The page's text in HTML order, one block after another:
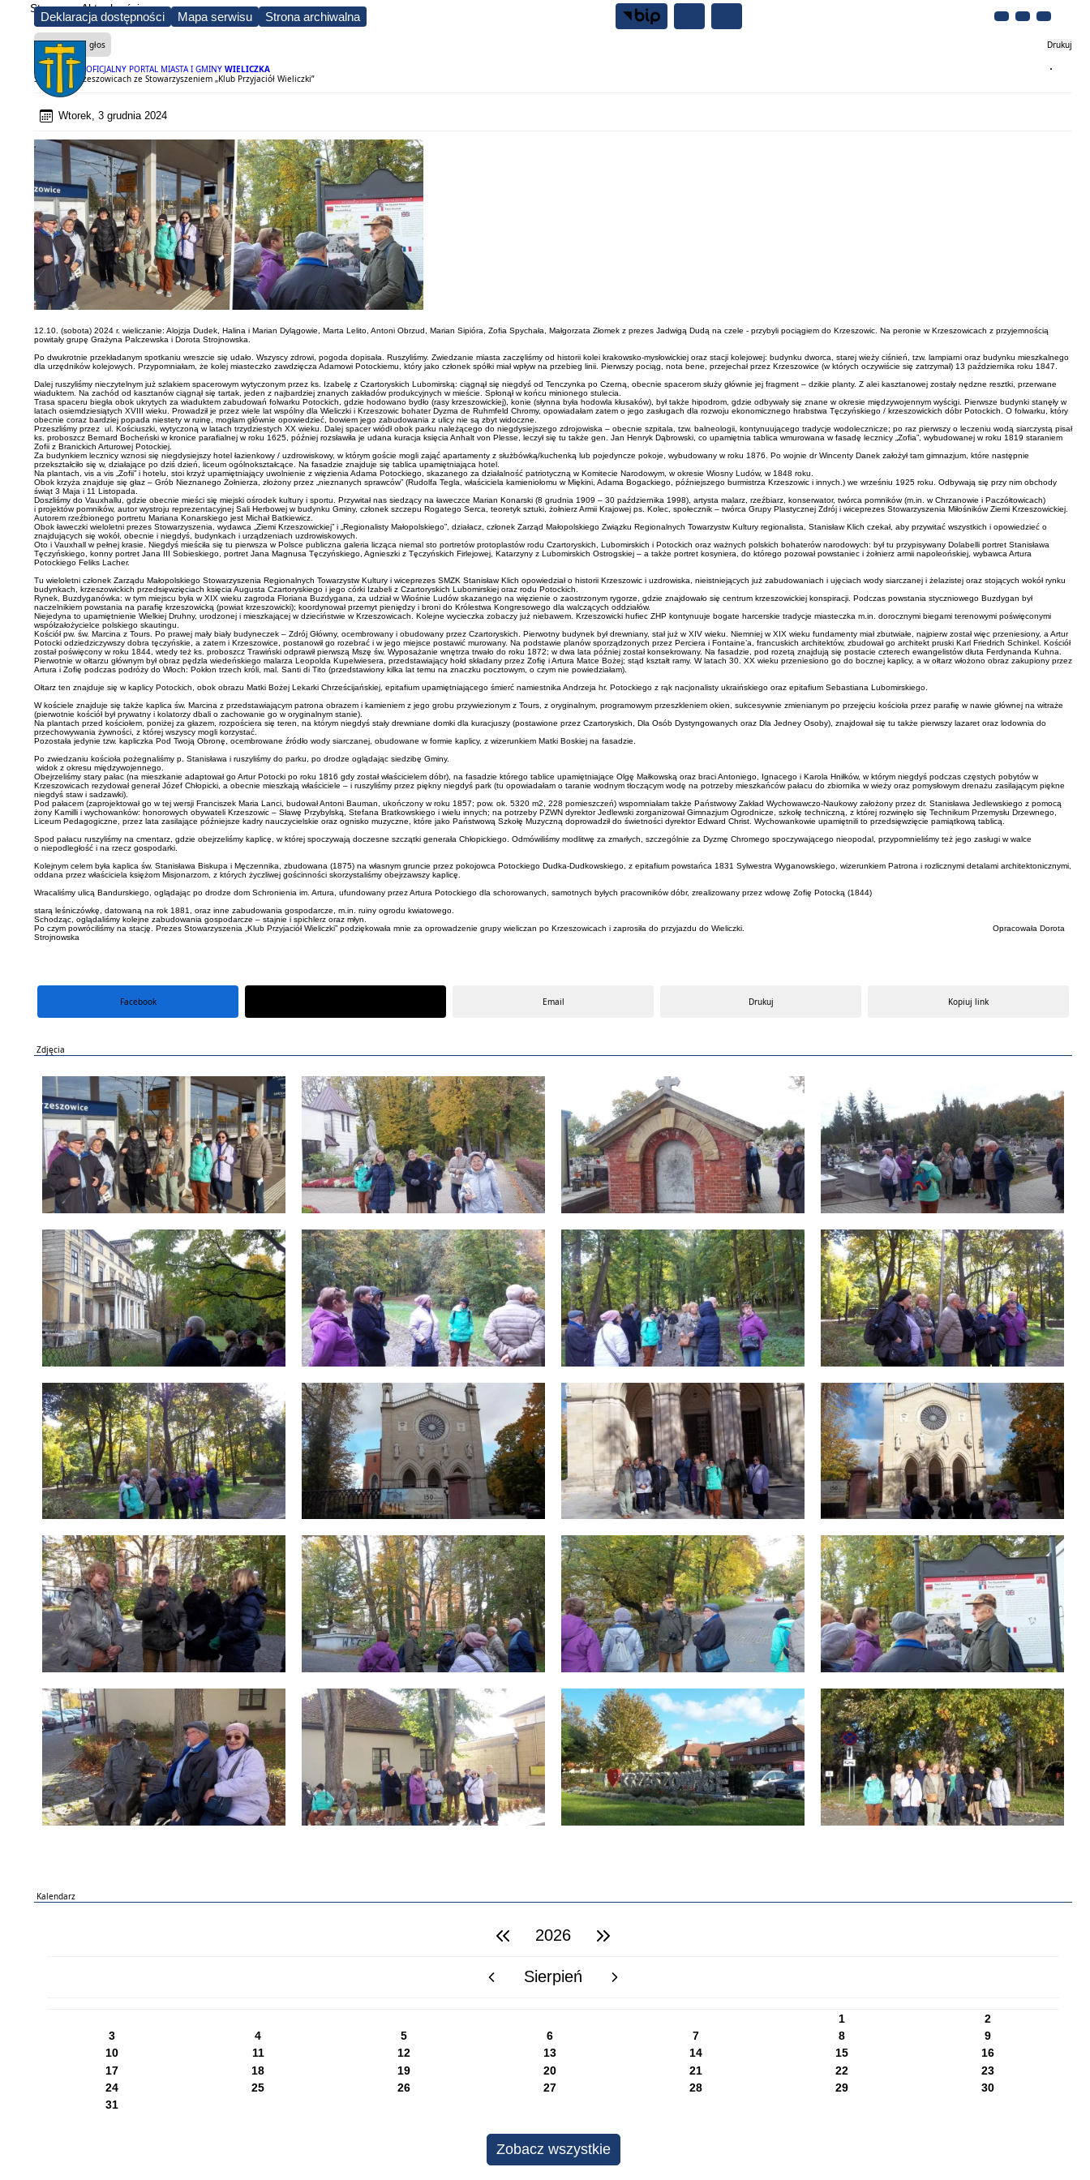
Deklaracja dostępności Mapa serwisu Strona archiwalna
OFICJALNY PORTAL MIASTA I GMINY WIELICZKA
Strona Aktualności
Czytaj na głos Drukuj
Spacer po Krzeszowicach ze Stowarzyszeniem „Klub Przyjaciół Wieliczki”
Wtorek, 3 grudnia 2024
12.10. (sobota) 2024 r. wieliczanie: Alojzja Dudek, Halina i Marian Dylągowie, Marta Lelito, Antoni Obrzud, Marian Sipióra, Zofia Spychała, Małgorzata Złomek z prezes Jadwigą Dudą na czele - przybyli pociągiem do Krzeszowic. Na peronie w Krzeszowicach z przyjemnością
powitały grupę Grażyna Palczewska i Dorota Strojnowska.
Po dwukrotnie przekładanym spotkaniu wreszcie się udało. Wszyscy zdrowi, pogoda dopisała. Ruszyliśmy. Zwiedzanie miasta zaczęliśmy od historii kolei krakowsko-mysłowickiej oraz stacji kolejowej: budynku dworca, starej wieży ciśnień, tzw. lampiarni oraz budynku mieszkalnego
dla urzędników kolejowych. Przypomniałam, że kolej miasteczko zawdzięcza Adamowi Potockiemu, który jako członek spółki miał wpływ na przebieg linii. Pierwszy pociąg, nota bene, przejechał przez Krzeszowice (w których oczywiście się zatrzymał) 13 października roku 1847.
Dalej ruszyliśmy nieczytelnym już szlakiem spacerowym wytyczonym przez ks. Izabelę z Czartoryskich Lubomirską: ciągnął się niegdyś od Tenczynka po Czerną, obecnie spacerom służy głównie jej fragment – dzikie planty. Z alei kasztanowej zostały nędzne resztki, przerwane
wiaduktem. Na zachód od kasztanów ciągnął się tartak, jeden z najbardziej znanych zakładów produkcyjnych w mieście. Spłonął w końcu minionego stulecia.
Trasa spaceru biegła obok ukrytych za wiaduktem zabudowań folwarku Potockich, gdzie hodowano bydło (rasy krzeszowickiej), konie (słynna była hodowla kłusaków), był także hipodrom, gdzie odbywały się znane w okresie międzywojennym wyścigi. Pierwsze budynki stanęły w
latach osiemdziesiątych XVIII wieku. Prowadził je przez wiele lat wspólny dla Wieliczki i Krzeszowic bohater Dyzma de Ruhmfeld Chromy, opowiadałam zatem o jego zasługach dla rozwoju ekonomicznego hrabstwa Tęczyńskiego / krzeszowickich dóbr Potockich. O folwarku, który
obecnie coraz bardziej popada niestety w ruinę, mogłam głównie opowiedzieć, bowiem jego zabudowania z ulicy nie są zbyt widoczne.
Przeszliśmy przez ul. Kościuszki, wytyczoną w latach trzydziestych XX wieku. Dalej spacer wiódł obok parku należącego do niegdysiejszego zdrojowiska – obecnie szpitala, tzw. balneologii, kontynuującego tradycje wodolecznicze; po raz pierwszy o leczeniu wodą siarczystą pisał
ks. proboszcz Bernard Bocheński w kronice parafialnej w roku 1625, później rozsławiła je udana kuracja księcia Anhalt von Plesse, leczył się tu także gen. Jan Henryk Dąbrowski, co upamiętnia tablica wmurowana w fasadę lecznicy „Zofia”, wybudowanej w roku 1819 staraniem
Zofii z Branickich Arturowej Potockiej.
Za budynkiem lecznicy wznosi się niegdysiejszy hotel łazienkowy / uzdrowiskowy, w którym goście mogli zająć apartamenty z służbówką/kuchenką lub pojedyncze pokoje, wybudowany w roku 1876. Po wojnie dr Wincenty Danek założył tam gimnazjum, które następnie
przekształciło się w, działające po dziś dzień, liceum ogólnokształcące. Na fasadzie znajduje się tablica upamiętniająca hotel.
Na plantach, vis a vis „Zofii” i hotelu, stoi krzyż upamiętniający uwolnienie z więzienia Adama Potockiego, skazanego za działalność patriotyczną w Komitecie Narodowym, w okresie Wiosny Ludów, w 1848 roku.
Obok krzyża znajduje się głaz – Grób Nieznanego Żołnierza, złożony przez „nieznanych sprawców” (Rudolfa Tegla, właściciela kamieniołomu w Miękini, Adama Bogackiego, późniejszego burmistrza Krzeszowic i innych.) we wrześniu 1925 roku. Odbywają się przy nim obchody
świąt 3 Maja i 11 Listopada.
Doszliśmy do Vauxhallu, gdzie obecnie mieści się miejski ośrodek kultury i sportu. Przywitał nas siedzący na ławeczce Marian Konarski (8 grudnia 1909 – 30 października 1998), artysta malarz, rzeźbiarz, konserwator, twórca pomników (m.in. w Chrzanowie i Paczółtowicach)
i projektów pomników, autor wystroju reprezentacyjnej Sali Herbowej w budynku Gminy, członek szczepu Rogatego Serca, teoretyk sztuki, żołnierz Armii Krajowej ps. Kolec, społecznik – twórca Grupy Plastycznej Zdrój i wiceprezes Stowarzyszenia Miłośników Ziemi Krzeszowickiej.
Autorem rzeźbionego portretu Mariana Konarskiego jest Michał Batkiewicz.
Obok ławeczki wieloletni prezes Stowarzyszenia, wydawca „Ziemi Krzeszowickiej” i „Regionalisty Małopolskiego”, działacz, członek Zarząd Małopolskiego Związku Regionalnych Towarzystw Kultury regionalista, Stanisław Klich czekał, aby przywitać wszystkich i opowiedzieć o
znajdujących się wokół, obecnie i niegdyś, budynkach i urządzeniach uzdrowiskowych.
Oto i Vauxhall w pełnej krasie. Niegdyś mieściła się tu pierwsza w Polsce publiczna galeria licząca niemal sto portretów protoplastów rodu Czartoryskich, Lubomirskich i Potockich oraz ważnych polskich bohaterów narodowych: był tu przypisywany Dolabelli portret Stanisława
Tęczyńskiego, konny portret Jana III Sobieskiego, portret Jana Magnusa Tęczyńskiego, Agnieszki z Tęczyńskich Firlejowej, Katarzyny z Lubomirskich Ostrogskiej – a także portret kosyniera, do którego pozował powstaniec i żołnierz armii napoleońskiej, wybawca Artura
Potockiego Feliks Lacher.
Tu wieloletni członek Zarządu Małopolskiego Stowarzyszenia Regionalnych Towarzystw Kultury i wiceprezes SMZK Stanisław Klich opowiedział o historii Krzeszowic i uzdrowiska, nieistniejących już zabudowaniach i ujęciach wody siarczanej i żelazistej oraz stojących wokół rynku
budynkach, krzeszowickich przedsięwzięciach księcia Augusta Czartoryskiego i jego córki Izabeli z Czartoryskich Lubomirskiej oraz rodu Potockich.
Rynek, Buzdyganówka: w tym miejscu była w XIX wieku zagroda Floriana Buzdygana, za udział w Wiośnie Ludów skazanego na więzienie o zaostrzonym rygorze, gdzie znajdowało się centrum krzeszowickiej konspiracji. Podczas powstania styczniowego Buzdygan był
naczelnikiem powstania na parafię krzeszowicką (powiat krzeszowicki); koordynował przemyt pieniędzy i broni do Królestwa Kongresowego dla walczących oddziałów.
Niejedyna to upamiętnienie Wielkiej Druhny, urodzonej i mieszkającej w dzieciństwie w Krzeszowicach. Kolejne wycieczka zobaczy już niebawem. Krzeszowicki hufiec ZHP kontynuuje bogate harcerskie tradycje miasteczka m.in. dorocznymi biegami terenowymi poświęconymi
współzałożycielce polskiego skautingu.
Kościół pw. św. Marcina z Tours. Po prawej mały biały budyneczek – Zdrój Główny, ocembrowany i obudowany przez Czartoryskich. Pierwotny budynek był drewniany, stał już w XIV wieku. Niemniej w XIX wieku fundamenty miał zbutwiałe, najpierw został więc przeniesiony, a Artur
Potocki odziedziczywszy dobra tęczyńskie, a zatem i Krzeszowice, postanowił go rozebrać i w jego miejsce postawić murowany. Na podstawie planów sporządzonych przez Perciera i Fontaine’a, francuskich architektów, zbudował go architekt pruski Karl Friedrich Schinkel. Kościół
został poświęcony w roku 1844, wtedy też ks. proboszcz Trawiński odprawił pierwszą Mszę św. Wyposażanie wnętrza trwało do roku 1872; w dwa lata później został konsekrowany. Na fasadzie, pod rozetą znajdują się postacie czterech ewangelistów dłuta Ferdynanda Kuhna.
Pierwotnie w ołtarzu głównym był obraz pędzla wiedeńskiego malarza Leopolda Kupelwiesera, przedstawiający hołd składany przez Zofię i Artura Matce Bożej; stąd kształt ramy. W latach 30. XX wieku przeniesiono go do bocznej kaplicy, a w ołtarz włożono obraz zakupiony przez
Artura i Zofię podczas podróży do Włoch: Pokłon trzech króli, mal. Santi di Tito (przedstawiony kilka lat temu na znaczku pocztowym, o czym nie powiedziałam).
Ołtarz ten znajduje się w kaplicy Potockich, obok obrazu Matki Bożej Lekarki Chrześcijańskiej, epitafium upamiętniającego śmierć namiestnika Andrzeja hr. Potockiego z rąk nacjonalisty ukraińskiego oraz epitafium Sebastiana Lubomirskiego.
W kościele znajduje się także kaplica św. Marcina z przedstawiającym patrona obrazem i kamieniem z jego grobu przywiezionym z Tours, z oryginalnym, programowym przeszkleniem okien, sukcesywnie zmienianym po przejęciu kościoła przez parafię w nawie głównej na witraże
(pierwotnie kościół był prywatny i kolatorzy dbali o zachowanie go w oryginalnym stanie).
Na plantach przed kościołem, poniżej za głazem, rozpościera się teren, na którym niegdyś stały drewniane domki dla kuracjuszy (postawione przez Czartoryskich, Dla Osób Dystyngowanych oraz Dla Jedney Osoby), znajdował się tu także pierwszy lazaret oraz lodownia do
przechowywania żywności, z której wszyscy mogli korzystać.
Pozostała jedynie tzw. kapliczka Pod Twoją Obronę, ocembrowane źródło wody siarczanej, obudowane w formie kaplicy, z wizerunkiem Matki Boskiej na fasadzie.
Po zwiedzaniu kościoła pożegnaliśmy p. Stanisława i ruszyliśmy do parku, po drodze oglądając siedzibę Gminy.
widok z okresu międzywojennego.
Obejrzeliśmy stary pałac (na mieszkanie adaptował go Artur Potocki po roku 1816 gdy został właścicielem dóbr), na fasadzie którego tablice upamiętniające Olgę Małkowską oraz braci Antoniego, Ignacego i Karola Hniłków, w którym niegdyś podczas częstych pobytów w
Krzeszowicach rezydował generał Józef Chłopicki, a obecnie mieszkają właściciele – i ruszyliśmy przez piękny niegdyś park (tu opowiadałam o taranie wodnym tłoczącym wodę na potrzeby mieszkańców pałacu do zbiornika w wieży oraz pomysłowym drenażu zasilającym piękne
niegdyś staw i sadzawki).
Pod pałacem (zaprojektował go w tej wersji Franciszek Maria Lanci, budował Antoni Bauman, ukończony w roku 1857; pow. ok. 5320 m2, 228 pomieszczeń) wspomniałam także Państwowy Zakład Wychowawczo-Naukowy założony przez dr. Stanisława Jedlewskiego z pomocą
żony Kamilli i wychowanków: honorowych obywateli Krzeszowic – Sławę Przybylską, Stefana Bratkowskiego i wielu innych; na potrzeby PZWN dyrektor Jedlewski zorganizował Gimnazjum Ogrodnicze, szkołę techniczną, z której rozwinęło się Technikum Przemysłu Drzewnego,
Liceum Pedagogiczne, przez lata zasilające późniejsze kadry nauczycielskie oraz ognisko muzyczne, które jako Państwową Szkołę Muzyczną doprowadził do świetności dyrektor Edward Christ. Wychowankowie upamiętnili to przedsięwzięcie pamiątkową tablicą.
Spod pałacu ruszyliśmy na cmentarz, gdzie obejrzeliśmy kaplicę, w której spoczywają doczesne szczątki generała Chłopickiego. Odmówiliśmy modlitwę za zmarłych, szczególnie za Dyzmę Chromego spoczywającego nieopodal, przypomnieliśmy też jego zasługi w walce
o niepodległość i na rzecz gospodarki.
Kolejnym celem była kaplica św. Stanisława Biskupa i Męczennika, zbudowana (1875) na własnym gruncie przez pokojowca Potockiego Dudka-Dudkowskiego, z epitafium powstańca 1831 Sylwestra Wyganowskiego, wizerunkiem Patrona i rozlicznymi detalami architektonicznymi,
oddana przez właściciela księżom Misjonarzom, z których życzliwej gościnności skorzystaliśmy obejrzawszy kaplicę.
Wracaliśmy ulicą Bandurskiego, oglądając po drodze dom Schronienia im. Artura, ufundowany przez Artura Potockiego dla schorowanych, samotnych byłych pracowników dóbr, zrealizowany przez wdowę Zofię Potocką (1844)
starą leśniczówkę, datowaną na rok 1881, oraz inne zabudowania gospodarcze, m.in. ruiny ogrodu kwiatowego.
Schodząc, oglądaliśmy kolejne zabudowania gospodarcze – stajnie i spichlerz oraz młyn.
Po czym powróciliśmy na stację. Prezes Stowarzyszenia „Klub Przyjaciół Wieliczki” podziękowała mnie za oprowadzenie grupy wieliczan po Krzeszowicach i zaprosiła do przyjazdu do Wieliczki. Opracowała Dorota
Strojnowska
Facebook Email Drukuj Kopiuj link
Zdjęcia
Kalendarz
poprzedni rok2026 następny rok
poprzedni miesiącSierpień następny miesiąc
1
2
3
4 5 6 7 8
9
10
11 12 13 14 15
16
17
18 19 20 21 22
23
24
25 26 27 28 29
30
31
Zobacz wszystkie